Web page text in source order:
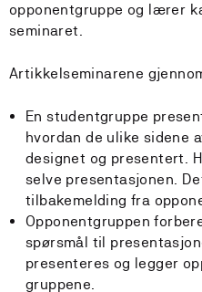
opponentgruppe og lærer
seminaret.
Artikkelseminarene
En studentgruppe
hvordan de ulike sidene
designet og presentert.
selve presentasjonen.
tilbakemelding fra
Opponentgruppen
spørsmål til
presenteres og legger
gruppene.